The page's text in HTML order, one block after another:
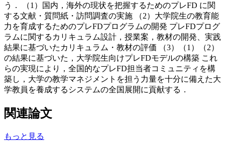
う． （1）国内，海外の現状を把握するためのプレFD に関
する文献・質問紙・訪問調査の実施 （2）大学院生の教育能
力を育成するためのプレFDプログラムの開発 プレFDプログ
ラムに関するカリキュラム設計，授業案，教材の開発、実践
結果に基づいたカリキュラム・教材の評価 （3）（1）（2）
の結果に基づいた，大学院生向けプレFDモデルの構築 これ
らの実現により，全国的なプレFD担当者コミュニティを構
築し，大学の教学マネジメントを担う力量を十分に備えた大
学教員を養成するシステムの全国展開に貢献する．
関連論文
もっと見る